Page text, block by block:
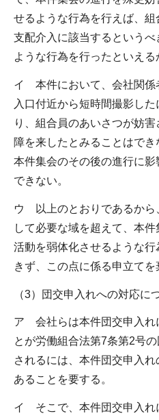
せるような行為を行えば、
支配介入に該当するという
ような行為を行ったといえる
イ 本件において、会社関係
入口付近から短時間撮影し
り、組合員のあいさつが妨
障を来したとみることはでき
本件集会のその後の進行に
できない。
ウ 以上のとおりであるから
して必要な域を超えて、本
活動を弱体化させるような
きず、この点に係る申立てを
（3）団交申入れへの対応に
ア 会社らは本件団交申入れ
とが労働組合法第7条第2号
されるには、本件団交申入
あることを要する。
イ そこで、本件団交申入れ